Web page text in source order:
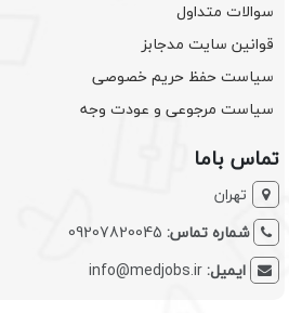
سوالات متداول
قوانین سایت مدجابز
سیاست حفظ حریم خصوصی
سیاست مرجوعی و عودت وجه
تماس باما
تهران
شماره تماس: 09207820045
ایمیل:info@medjobs.ir